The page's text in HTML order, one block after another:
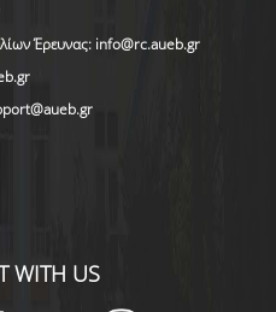
Έρευνας: info@rc.aueb.gr
WITH US